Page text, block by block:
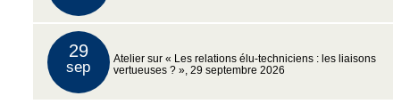
29
sep
Atelier sur « Les relations élu-techniciens : les liaisons
vertueuses ? », 29 septembre 2026